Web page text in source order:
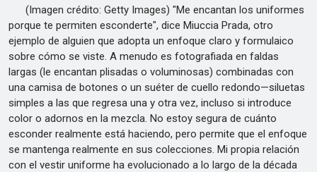
(Imagen crédito: Getty Images) "Me encantan los uniformes
porque te permiten esconderte", dice Miuccia Prada, otro
ejemplo de alguien que adopta un enfoque claro y formulaico
sobre cómo se viste. A menudo es fotografiada en faldas
largas (le encantan plisadas o voluminosas) combinadas con
una camisa de botones o un suéter de cuello redondo—siluetas
simples a las que regresa una y otra vez, incluso si introduce
color o adornos en la mezcla. No estoy segura de cuánto
esconder realmente está haciendo, pero permite que el enfoque
se mantenga realmente en sus colecciones. Mi propia relación
con el vestir uniforme ha evolucionado a lo largo de la década